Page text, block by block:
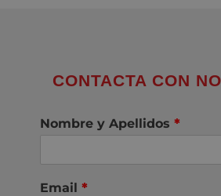
CONTACTA CON
Nombre y Apellidos *
Email *